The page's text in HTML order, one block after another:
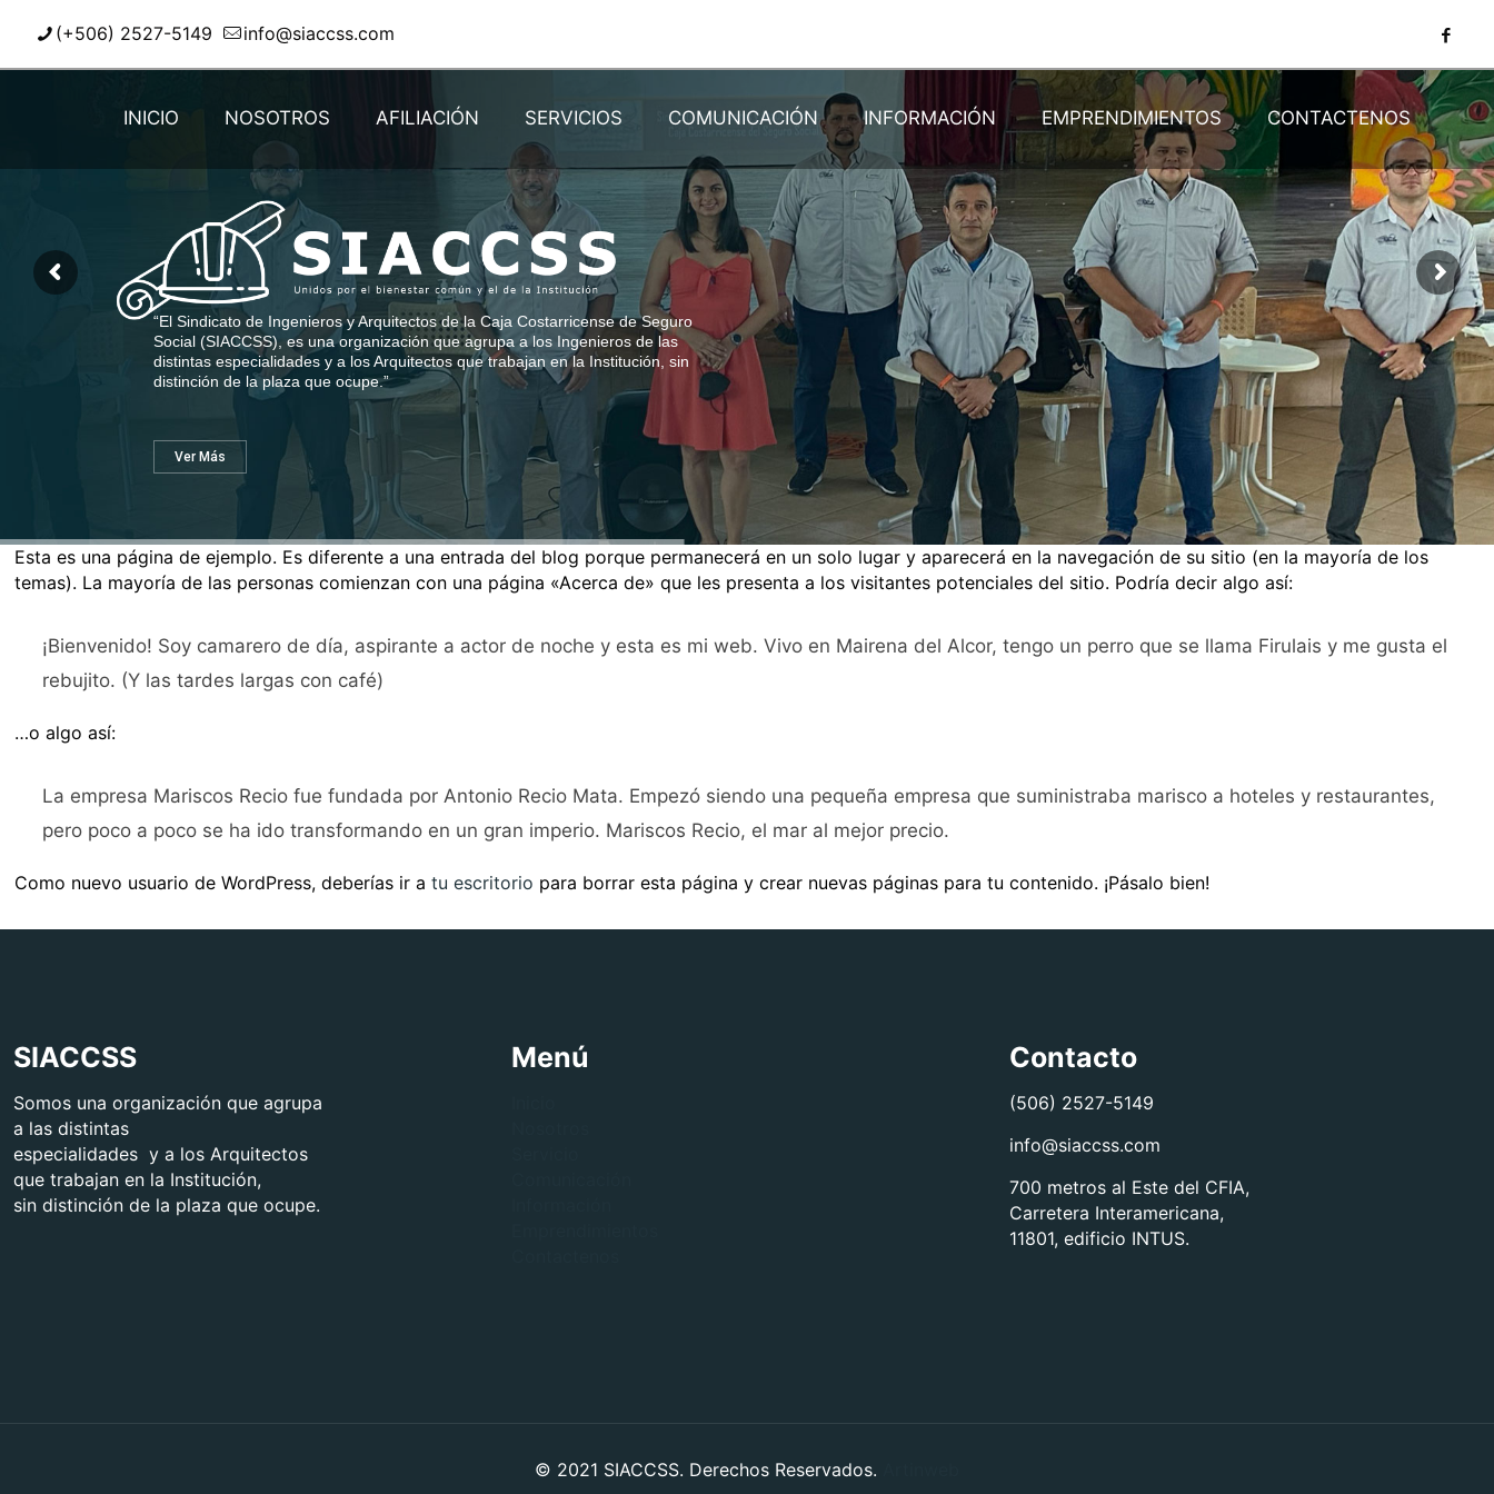
(+506) 2527-5149 info@siaccss.com
INICIO NOSOTROS AFILIACIÓN SERVICIOS COMUNICACIÓN INFORMACIÓN EMPRENDIMIENTOS CONTACTENOS
“El Sindicato de Ingenieros y Arquitectos de la Caja Costarricense de Seguro
Social (SIACCSS), es una organización que agrupa a los Ingenieros de las
distintas especialidades y a los Arquitectos que trabajan en la Institución, sin
distinción de la plaza que ocupe.”
Ver Más
Esta es una página de ejemplo. Es diferente a una entrada del blog porque permanecerá en un solo lugar y aparecerá en la navegación de su sitio (en la mayoría de los
temas). La mayoría de las personas comienzan con una página «Acerca de» que les presenta a los visitantes potenciales del sitio. Podría decir algo así:
¡Bienvenido! Soy camarero de día, aspirante a actor de noche y esta es mi web. Vivo en Mairena del Alcor, tengo un perro que se llama Firulais y me gusta el
rebujito. (Y las tardes largas con café)
…o algo así:
La empresa Mariscos Recio fue fundada por Antonio Recio Mata. Empezó siendo una pequeña empresa que suministraba marisco a hoteles y restaurantes,
pero poco a poco se ha ido transformando en un gran imperio. Mariscos Recio, el mar al mejor precio.
Como nuevo usuario de WordPress, deberías ir atu escritorio para borrar esta página y crear nuevas páginas para tu contenido. ¡Pásalo bien!
SIACCSS
Somos una organización que agrupa
a las distintas
especialidades y a los Arquitectos
que trabajan en la Institución,
sin distinción de la plaza que ocupe.
Menú Contacto
(506) 2527-5149
info@siaccss.com
700 metros al Este del CFIA,
Carretera Interamericana,
11801, edificio INTUS.
© 2021 SIACCSS. Derechos Reservados.